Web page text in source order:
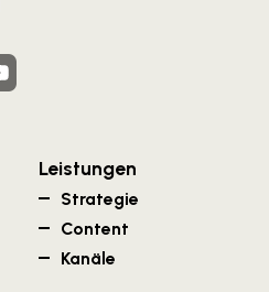
Leistungen
Strategie
Content
Kanäle